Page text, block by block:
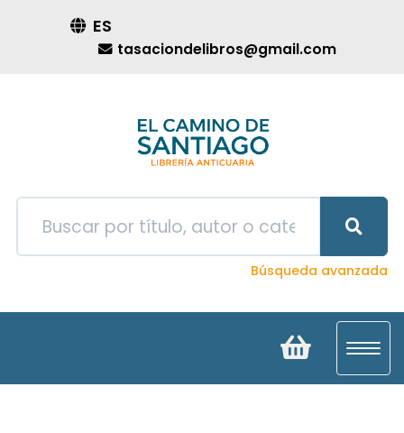
ES
tasaciondelibros@gmail.com
Búsqueda avanzada